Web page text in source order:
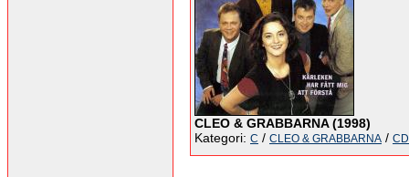
CLEO & GRABBARNA (1998)
Kategori: C / CLEO & GRABBARNA /